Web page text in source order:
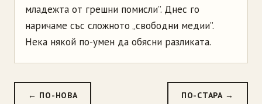
младежта от грешни помисли”. Днес го
наричаме със сложното „свободни медии”.
Нека някой по-умен да обясни разликата.
← ПО-НОВА ПО-СТАРА →